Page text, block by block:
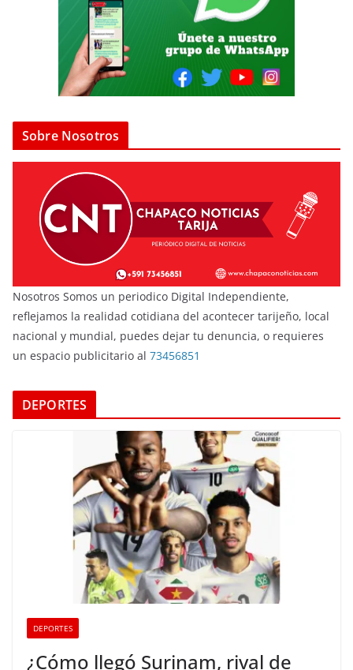
Sobre Nosotros
Nosotros Somos un periodico Digital Independiente,
reflejamos la realidad cotidiana del acontecer tarijeño, local
nacional y mundial, puedes dejar tu denuncia, o requieres
un espacio publicitario al 73456851
DEPORTES
DEPORTES
¿Cómo llegó Surinam, rival de